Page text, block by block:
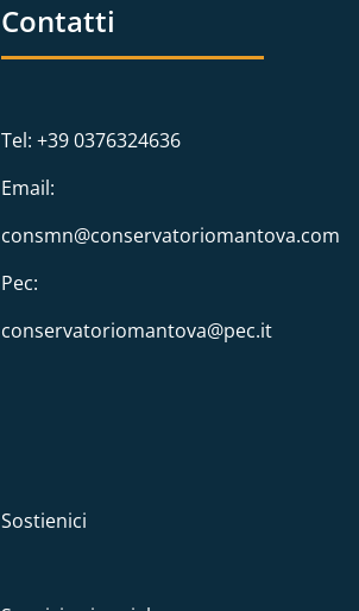
Contatti
Tel: +39 0376324636
Email:
consmn@conservatoriomantova.com
Pec:
conservatoriomantova@pec.it
Sostienici